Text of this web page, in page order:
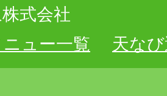
式会社
ニュー一覧
天な